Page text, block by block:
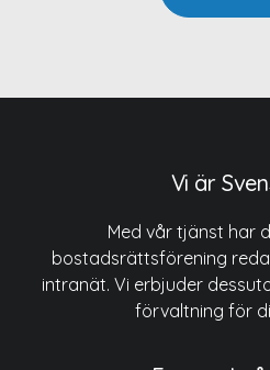
Vi är
Med vår tjänst har
bostadsrättsförening
intranät. Vi erbjuder
förvaltning för